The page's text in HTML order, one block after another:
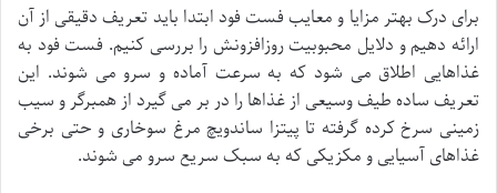
برای درک بهتر مزایا و معایب فست فود ابتدا باید تعریف دقیقی از آن
ارائه دهیم و دلایل محبوبیت روزافزونش را بررسی کنیم. فست فود به
غذاهایی اطلاق می شود که به سرعت آماده و سرو می شوند. این
تعریف ساده طیف وسیعی از غذاها را در بر می گیرد از همبرگر و سیب
زمینی سرخ کرده گرفته تا پیتزا ساندویچ مرغ سوخاری و حتی برخی
غذاهای آسیایی و مکزیکی که به سبک سریع سرو می شوند.